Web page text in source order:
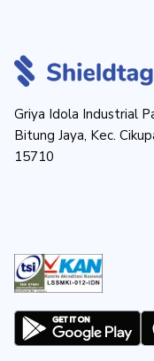
Griya Idola Industrial
Bitung Jaya, Kec.
15710